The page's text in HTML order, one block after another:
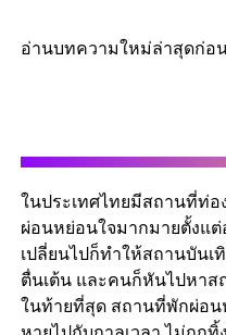
อ่านบทความใหม่ล่าสุดก่อน
ในประเทศไทยมีสถานที่ท่อ
ผ่อนหย่อนใจมากมายตั้งแ
เปลี่ยนไปก็ทำให้สถานบันเ
ตื่นเต้น และคนก็หันไปหาส
ในท้ายที่สุด สถานที่พักผ่อน